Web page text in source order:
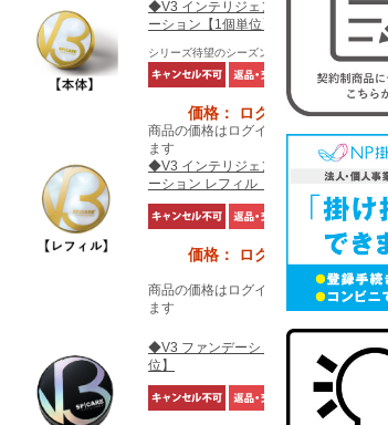
◆V3 インテリジェント ファンデ
ーション【1個単位】
シリーズ待望のシーズン4
価格： ログイン後表示
商品の価格はログイン後確認でき
ます
◆V3 インテリジェント ファンデ
ーション レフィル【1個単位】
価格： ログイン後表示
商品の価格はログイン後確認でき
ます
◆V3 ファンデーション 【1個単
位】